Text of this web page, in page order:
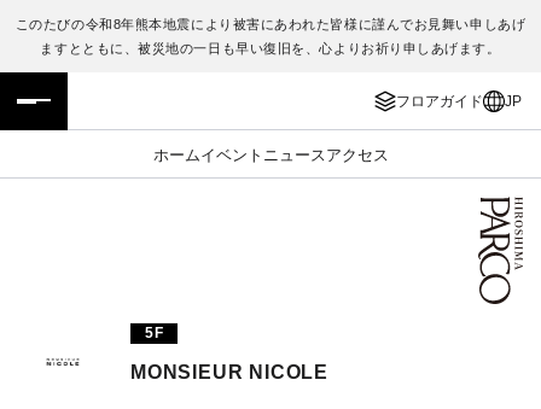
このたびの令和8年熊本地震により被害にあわれた皆様に謹んでお見舞い申しあげ
ますとともに、被災地の一日も早い復旧を、心よりお祈り申しあげます。
フロアガイド JP
ホームイベント ニュース アクセス
フロアガイド
施設案内・アクセス
TAX FREE
ENGLISH
繁体字
日本語
5F
MONSIEUR NICOLE